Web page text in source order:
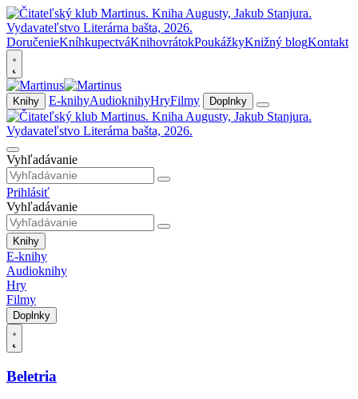
DoručenieKníhkupectváKnihovrátokPoukážkyKnižný blogKontakt
Knihy E-knihyAudioknihyHryFilmy Doplnky
Vyhľadávanie
Prihlásiť
Vyhľadávanie
Knihy
E-knihy
Audioknihy
Hry
Filmy
Doplnky
Beletria